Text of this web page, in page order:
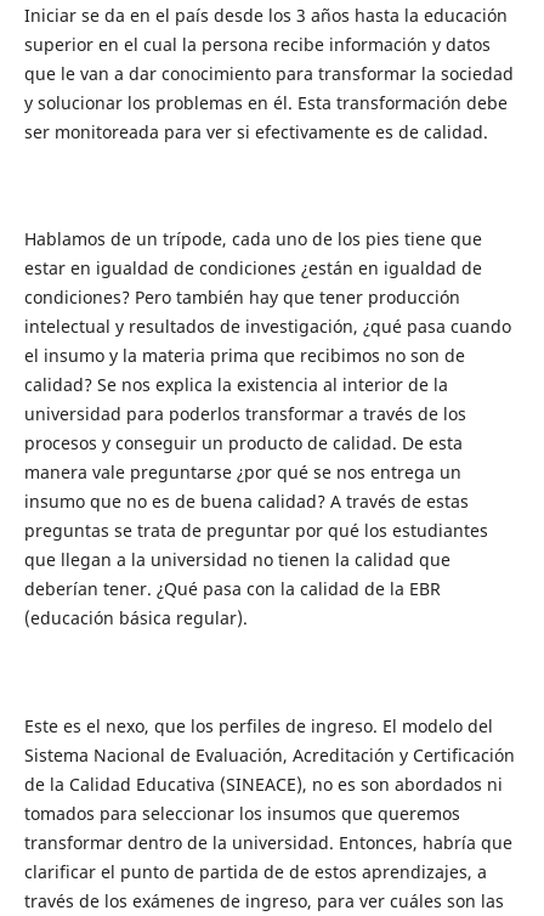
Iniciar se da en el país desde los 3 años hasta la educación
superior en el cual la persona recibe información y datos
que le van a dar conocimiento para transformar la sociedad
y solucionar los problemas en él. Esta transformación debe
ser monitoreada para ver si efectivamente es de calidad.
Hablamos de un trípode, cada uno de los pies tiene que
estar en igualdad de condiciones ¿están en igualdad de
condiciones? Pero también hay que tener producción
intelectual y resultados de investigación, ¿qué pasa cuando
el insumo y la materia prima que recibimos no son de
calidad? Se nos explica la existencia al interior de la
universidad para poderlos transformar a través de los
procesos y conseguir un producto de calidad. De esta
manera vale preguntarse ¿por qué se nos entrega un
insumo que no es de buena calidad? A través de estas
preguntas se trata de preguntar por qué los estudiantes
que llegan a la universidad no tienen la calidad que
deberían tener. ¿Qué pasa con la calidad de la EBR
(educación básica regular).
Este es el nexo, que los perfiles de ingreso. El modelo del
Sistema Nacional de Evaluación, Acreditación y Certificación
de la Calidad Educativa (SINEACE), no es son abordados ni
tomados para seleccionar los insumos que queremos
transformar dentro de la universidad. Entonces, habría que
clarificar el punto de partida de de estos aprendizajes, a
través de los exámenes de ingreso, para ver cuáles son las